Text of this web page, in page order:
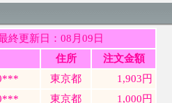
販売状況最新版！毎日どんどん売